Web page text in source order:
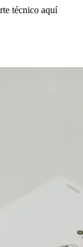
técnico aquí